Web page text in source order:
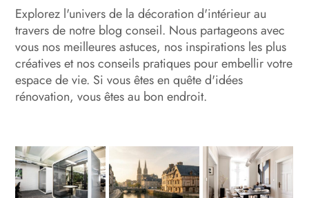
Explorez l'univers de la décoration d'intérieur au
travers de notre blog conseil. Nous partageons avec
vous nos meilleures astuces, nos inspirations les plus
créatives et nos conseils pratiques pour embellir votre
espace de vie. Si vous êtes en quête d'idées
rénovation, vous êtes au bon endroit.